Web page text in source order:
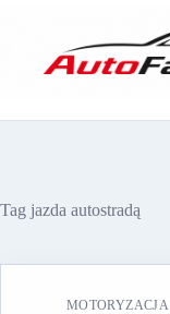
Tag jazda autostradą
MOTORYZACJA